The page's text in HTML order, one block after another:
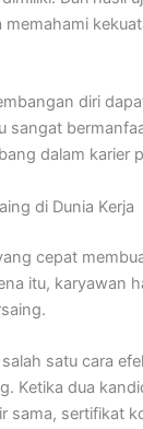
diri
sangat
dalam karier
di Dunia Kerja
cepat
itu, karyawan
satu cara
Ketika dua
sama, sertifikat